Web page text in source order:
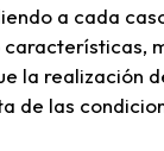
a cada
la realización
de las